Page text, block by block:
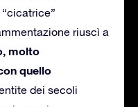
riuscì a
molto
quello
dei secoli